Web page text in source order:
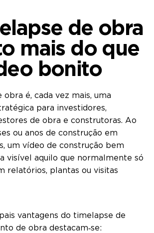
de obra
mais do que
bonito
é, cada vez mais, uma
para investidores,
de obra e construtoras. Ao
ou anos de construção em
um vídeo de construção bem
visível aquilo que normalmente só
relatórios, plantas ou visitas
vantagens do timelapse de
de obra destacam‑se: